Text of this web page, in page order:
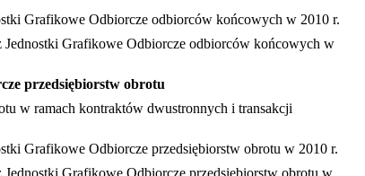
Grafikowe Odbiorcze odbiorców końcowych w 2010 r.
Jednostki Grafikowe Odbiorcze odbiorców końcowych w
przedsiębiorstw obrotu
w ramach kontraktów dwustronnych i transakcji
Grafikowe Odbiorcze przedsiębiorstw obrotu w 2010 r.
Grafikowe Odbiorcze przedsiębiorstw obrotu w